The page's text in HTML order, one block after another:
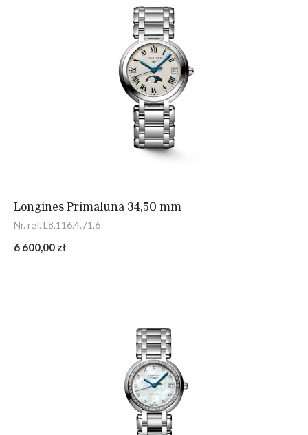
Longines Primaluna 34,50 mm
Nr. ref. L8.116.4.71.6
6 600,00 zł